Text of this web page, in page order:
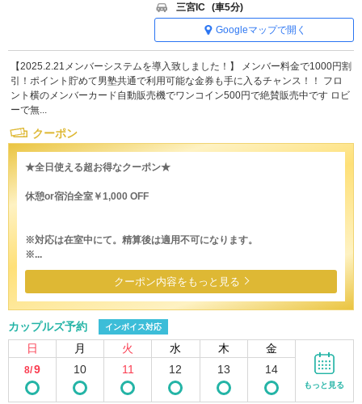
三宮IC (車5分)
Googleマップで開く
【2025.2.21メンバーシステムを導入致しました！】 メンバー料金で1000円割
引！ポイント貯めて男塾共通で利用可能な金券も手に入るチャンス！！ フロ
ント横のメンバーカード自動販売機でワンコイン500円で絶賛販売中です ロビ
ーで無...
クーポン
★全日使える超お得なクーポン★
休憩or宿泊全室￥1,000 OFF
※対応は在室中にて。精算後は適用不可になります。
※...
クーポン内容をもっと見る
カップルズ予約 インボイス対応
日 月 火 水 木 金
8/9 10 11 12 13 14
もっと見る